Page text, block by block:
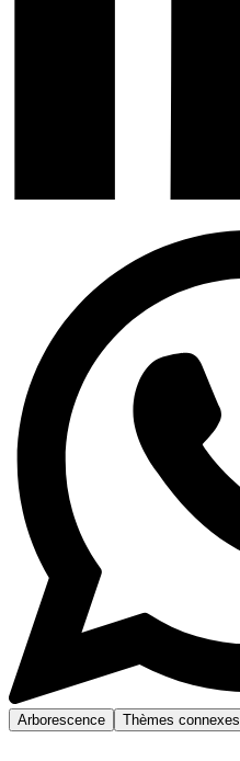
Arborescence Thèmes connexes